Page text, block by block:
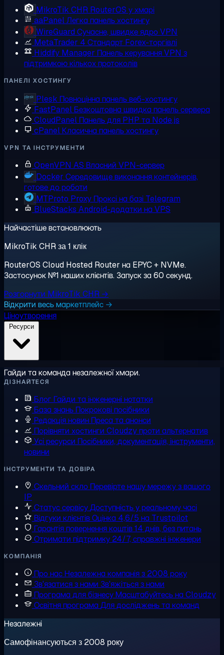
MikroTik CHR RouterOS у хмарі
aaPanelЛегка панель хостингу
WireGuard Сучасне, швидке ядро VPN
MetaTrader 4 Стандарт Forex-торгівлі
Hiddify Manager Панель керування VPN з
підтримкою кількох протоколів
ПАНЕЛІ ХОСТИНГУ
Plesk Повноцінна панель веб-хостингу
FastPanelБезкоштовна швидка панель сервера
CloudPanel Панель для PHP та Node.js
cPanelКласична панель хостингу
VPN ТА ІНСТРУМЕНТИ
OpenVPN AS Власний VPN-сервер
Docker Середовище виконання контейнерів,
готове до роботи
MTProto Proxy Проксі на базі Telegram
BlueStacks Android-додатки на VPS
Найчастіше встановлюють
MikroTik CHR за 1 клік
RouterOS Cloud Hosted Router на EPYC + NVMe.
Застосунок №1 наших клієнтів. Запуск за 60 секунд.
Розгорнути MikroTik CHR →
Відкрити весь маркетплейс →
Ціноутворення
Гайди та команда незалежної хмари.
ДІЗНАЙТЕСЯ
Блог Гайди та інженерні нотатки
База знань Покрокові посібники
Редакція новин Преса та анонси
Порівняти хостинги Cloudzy проти альтернатив
Усі ресурси Посібники, документація, інструменти,
новини
ІНСТРУМЕНТИ ТА ДОВІРА
Скельний скло Перевірте нашу мережу з вашого
IP
Статус сервісуДоступність у реальному часі
Відгуки клієнтівОцінка 4,6/5 на Trustpilot
Гарантія повернення коштів14 днів, без питань
Отримати підтримку 24/7, справжні інженери
КОМПАНІЯ
Про насНезалежна компанія з 2008 року
Зв'язатися з нами Зв'яжіться з нами
Програма для бізнесуМасштабуйтесь на Cloudzy
Освітня програмаДля досліджень та команд
Незалежні
Самофінансуються з 2008 року